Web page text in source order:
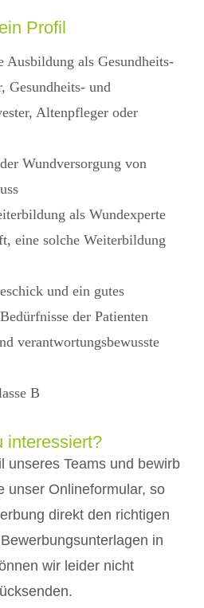
Profil
Ausbildung als Gesundheits-
Gesundheits- und
Altenpfleger oder
Wundversorgung von
als Wundexperte
eine solche Weiterbildung
und ein gutes
der Patienten
verantwortungsbewusste
B
interessiert?
unseres Teams und bewirb
unser Onlineformular, so
direkt den richtigen
in
wir leider nicht